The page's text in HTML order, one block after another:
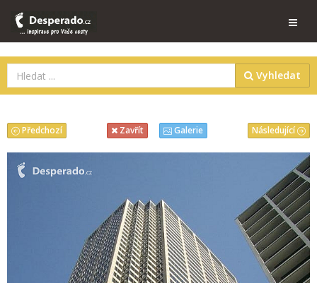
Vyhledat
Následující
Předchozí Zavřít Galerie